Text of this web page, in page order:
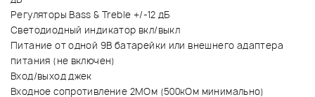
Регуляторы Bass & Treble +/-12 дБ
Светодиодный индикатор вкл/выкл
Питание от одной 9В батарейки или внешнего адаптера
питания (не включен)
Вход/выход джек
Входное сопротивление 2МОм (500кОм минимально)